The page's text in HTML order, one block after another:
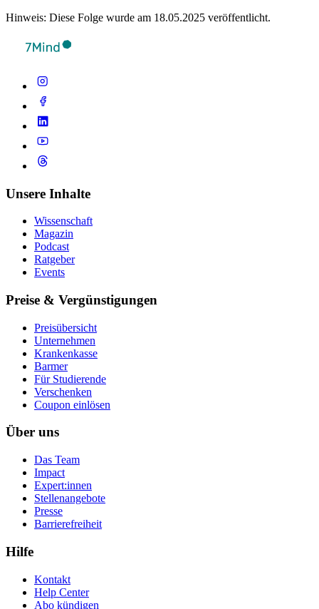
Hinweis: Diese Folge wurde am 18.05.2025 veröffentlicht.
Unsere Inhalte
Wissenschaft
Magazin
Podcast
Ratgeber
Events
Preise & Vergünstigungen
Preisübersicht
Unternehmen
Krankenkasse
Barmer
Für Studierende
Ver­schen­ken
Coupon einlösen
Über uns
Das Team
Impact
Expert:innen
Stellenangebote
Presse
Barrierefreiheit
Hilfe
Kontakt
Help Center
Abo kündigen